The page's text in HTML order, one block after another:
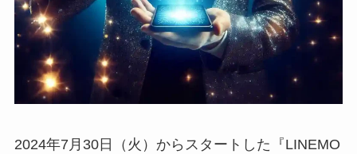
2024年7月30日（火）からスタートした『LINEMO